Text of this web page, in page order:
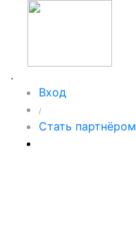
.
Вход
/
Стать партнёром